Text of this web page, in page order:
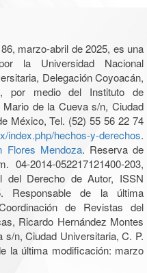
marzo-abril de 2025, es una
la Universidad Nacional
Delegación Coyoacán,
por medio del Instituto de
de la Cueva s/n, Ciudad
México, Tel. (52) 55 56 22 74
index.php/hechos-y-derechos.
Flores Mendoza. Reserva de
2014-052217121400-203,
del Derecho de Autor, ISSN
Responsable de la última
de Revistas del
Ricardo Hernández Montes
n, Ciudad Universitaria, C. P.
la última modificación: marzo